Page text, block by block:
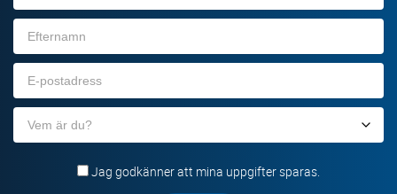
Efternamn
post
Organisation
Jag godkänner att mina uppgifter sparas.